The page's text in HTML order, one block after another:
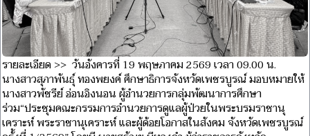
รายละเอียด >> วันอังคารที่ 19 พฤษภาคม 2569 เวลา 09.00 น.
นางสาวสุภาพันธุ์ ทองพยงค์ ศึกษาธิการจังหวัดเพชรบูรณ์ มอบหมายให้
นางสาวพัชรีย์ อ่อนอิงนอน ผู้อำนวยการกลุ่มพัฒนาการศึกษา
ร่วม“ประชุมคณะกรรมการอำนวยการดูแลผู้ป่วยในพระบรมราชานุ
เคราะห์ พระราชานุเคราะห์ และผู้ด้อยโอกาสในสังคม จังหวัดเพชรบูรณ์